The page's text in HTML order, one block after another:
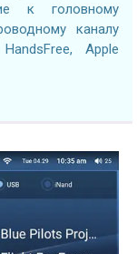
к головному
каналу
Apple